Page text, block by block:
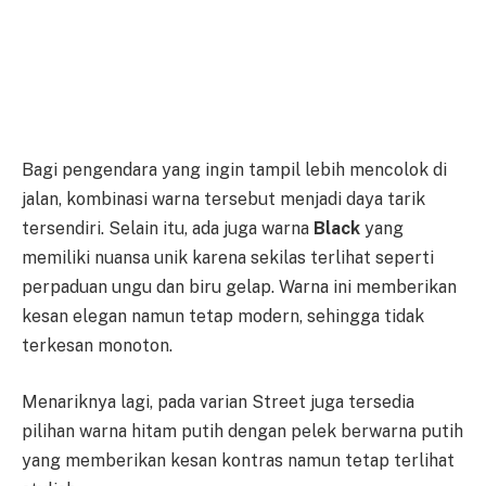
Bagi pengendara yang ingin tampil lebih mencolok di
jalan, kombinasi warna tersebut menjadi daya tarik
tersendiri. Selain itu, ada juga warna Black yang
memiliki nuansa unik karena sekilas terlihat seperti
perpaduan ungu dan biru gelap. Warna ini memberikan
kesan elegan namun tetap modern, sehingga tidak
terkesan monoton.
Menariknya lagi, pada varian Street juga tersedia
pilihan warna hitam putih dengan pelek berwarna putih
yang memberikan kesan kontras namun tetap terlihat